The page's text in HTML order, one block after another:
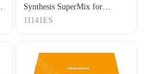
Synthesis SuperMix for
qPCR(gDNA digester plus)
11141ES